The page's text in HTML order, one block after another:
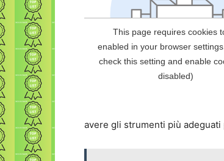
avere gli strumenti più adeguati